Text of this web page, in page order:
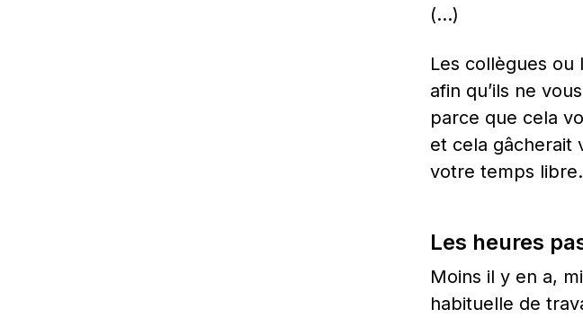
(…)
Les collègues
afin qu’ils ne
parce que cela
et cela gâcherait
votre temps libre.
Les heures
Moins il y en a,
habituelle de